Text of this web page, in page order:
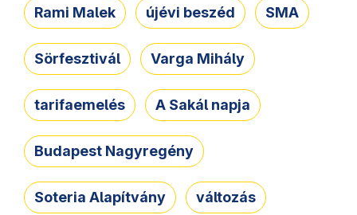
Rami Malek újévi beszéd SMA
Sörfesztivál Varga Mihály
tarifaemelés A Sakál napja
Budapest Nagyregény
Soteria Alapítvány változás